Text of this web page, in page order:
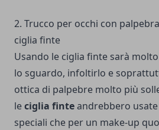
2. Trucco per occhi con
ciglia finte
Usando le ciglia finte sarà
lo sguardo, infoltirlo e
ottica di palpebre molto più
leciglia finteandrebbero
speciali che per un make-up